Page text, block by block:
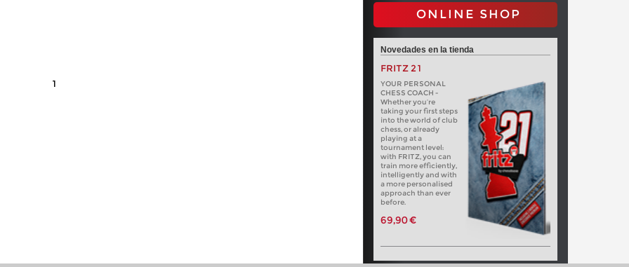
1
ONLINE SHOP
Novedades en la tienda
FRITZ 21
YOUR PERSONAL
CHESS COACH -
Whether you’re
taking your first steps
into the world of club
chess, or already
playing at a
tournament level:
with FRITZ, you can
train more efficiently,
intelligently and with
a more personalised
approach than ever
before.
69,90 €